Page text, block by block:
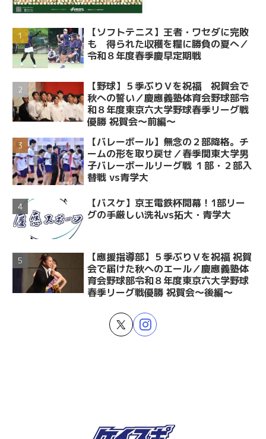
【ソフトテニス】王者・ワセダに完敗
も 得られた収穫を糧に勝負の夏へ／
令和８年度春季慶早定期戦
【野球】５季ぶりＶを祝福 祝賀会で
秋への誓い／慶應義塾体育会野球部令
和８年度東京六大学野球春季リーグ戦
優勝 祝賀会～前編～
【バレーボール】無念の２部降格。チ
ームの形を取り戻せ／春季関東大学男
子バレーボールリーグ戦 １部・２部入
替戦 vs青学大
【バスケ】京王電鉄杯開幕！1部リー
グの手厳しい洗礼vs拓大・青学大
【應援指導部】５季ぶりＶを祝福 祝賀
会で届けた秋へのエール／慶應義塾体
育会野球部令和８年度東京六大学野球
春季リーグ戦優勝 祝賀会～後編～